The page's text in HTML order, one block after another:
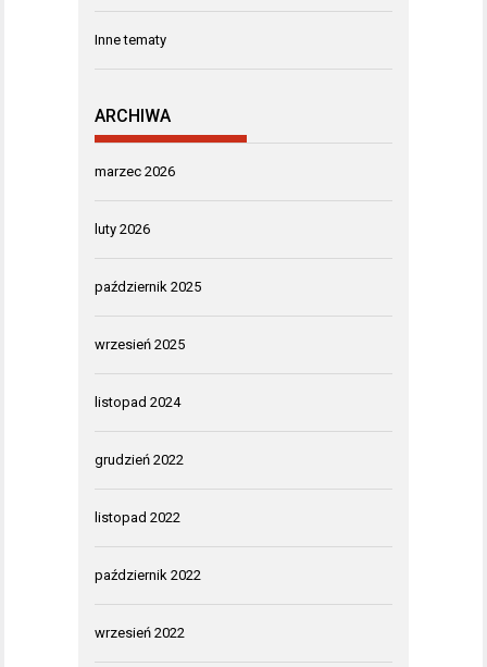
Inne tematy
ARCHIWA
marzec 2026
luty 2026
październik 2025
wrzesień 2025
listopad 2024
grudzień 2022
listopad 2022
październik 2022
wrzesień 2022